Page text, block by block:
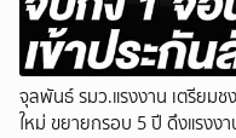
จุลพันธ์ รมว.แรงงาน เตรียม
ใหม่ ขยายกรอบ 5 ปี ดึงแรงงา